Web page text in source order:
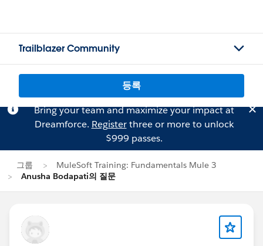
Trailblazer Community
등록
Bring your team and maximize your impact at
Dreamforce. Registerthree or more to unlock
$999 passes.
그룹
MuleSoft Training: Fundamentals Mule 3
Anusha Bodapati의 질문